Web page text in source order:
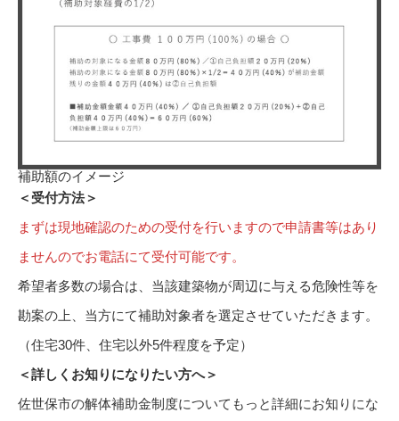
補助額のイメージ
＜受付方法＞
まずは現地確認のための受付を行いますので申請書等はあり
ませんのでお電話にて受付可能です。
希望者多数の場合は、当該建築物が周辺に与える危険性等を
勘案の上、当方にて補助対象者を選定させていただきます。
（住宅30件、住宅以外5件程度を予定）
＜詳しくお知りになりたい方へ＞
佐世保市の解体補助金制度についてもっと詳細にお知りにな